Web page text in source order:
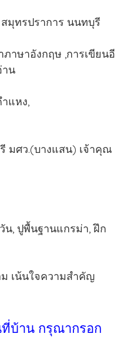
มุทรปราการ นนทบุรี
าษาอังกฤษ ,การเขียนอี
าน
แหง,
มศว.(บางแสน) เจ้าคุณ
, ปูพื้นฐานแกรม่า, ฝึก
เน้นใจความสำคัญ
บ้าน กรุณากรอก